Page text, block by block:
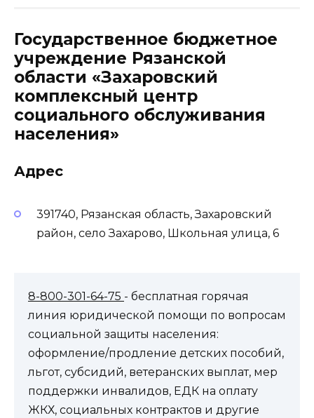
Государственное бюджетное
учреждение Рязанской
области «Захаровский
комплексный центр
социального обслуживания
населения»
Адрес
391740, Рязанская область, Захаровский
район, село Захарово, Школьная улица, 6
8-800-301-64-75 - бесплатная горячая
линия юридической помощи по вопросам
социальной защиты населения:
оформление/продление детских пособий,
льгот, субсидий, ветеранских выплат, мер
поддержки инвалидов, ЕДК на оплату
ЖКХ, социальных контрактов и другие